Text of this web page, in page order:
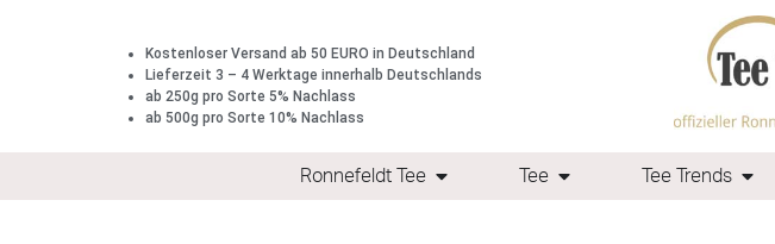
Kostenloser Versand ab 50 EURO in Deutschland
Lieferzeit 3 – 4 Werktage innerhalb Deutschlands
ab 250g pro Sorte 5% Nachlass
ab 500g pro Sorte 10% Nachlass
Ronnefeldt Tee Tee Tee Trends